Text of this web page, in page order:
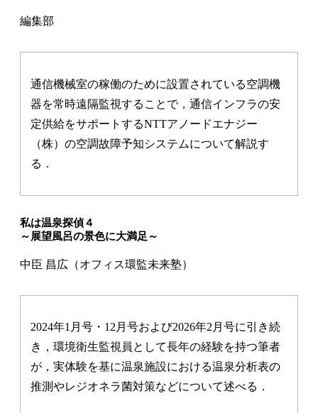
編集部
通信機械室の稼働のために設置されている空調機
器を常時遠隔監視することで，通信インフラの安
定供給をサポートするNTTアノードエナジー
（株）の空調故障予知システムについて解説す
る．
私は温泉探偵４
～展望風呂の景色に大満足～
中臣 昌広（オフィス環監未来塾）
2024年1月号・12月号および2026年2月号に引き続
き，環境衛生監視員として長年の経験を持つ筆者
が，実体験を基に温泉施設における温泉分析表の
推測やレジオネラ菌対策などについて述べる．